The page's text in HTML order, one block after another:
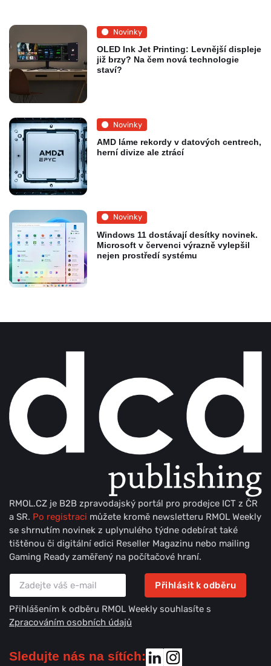
Novinky
OLED Ink Jet Printing: Levnější displeje
již brzy? Na čem nová technologie
staví?
Novinky
AMD láme rekordy v datových centrech,
herní divize ale ztrácí
Novinky
Windows 11 dostávají desítky novinek.
Microsoft v červenci výrazně vylepšil
nejen prostředí systému
RMOL.CZ je B2B zpravodajský portál pro prodejce ICT z ČR
a SR. Po registraci můžete kromě newsletteru RMOL Weekly
se shrnutím novinek z uplynulého týdne odebírat také
tištěnou či digitální edici Reseller Magazinu nebo mailing
Gaming Ready zaměřený na počítačové hraní.
Přihlásit k odběru
Přihlášením k odběru RMOL Weekly souhlasíte s
Zpracováním osobních údajů
Sledujte nás na sítích: